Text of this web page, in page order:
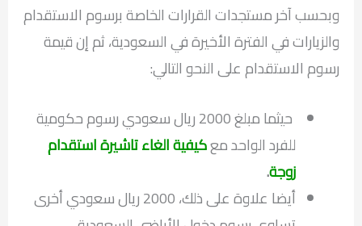
وبحسب آخر مستجدات القرارات الخاصة برسوم الاستقدام
والزيارات في الفترة الأخيرة في السعودية، ثم إن قيمة
رسوم الاستقدام على النحو التالي:
حيثما مبلغ 2000 ريال سعودي رسوم حكومية
للفرد الواحد معكيفية الغاء تاشيرة استقدام
زوجة.
أيضا علاوة على ذلك، 2000 ريال سعودي أخرى